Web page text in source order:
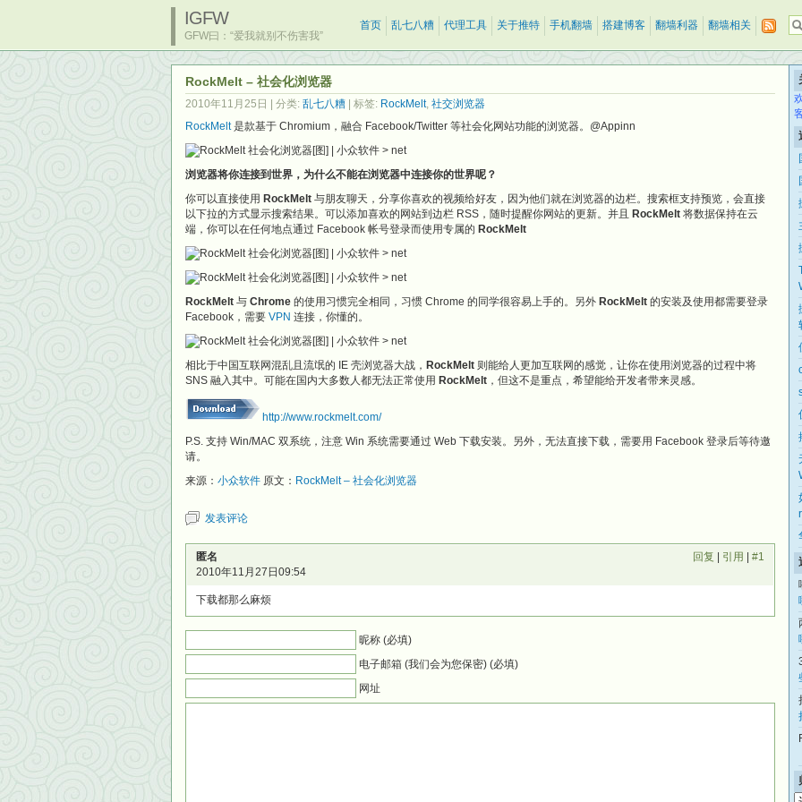
IGFW
GFW曰：“爱我就别不伤害我”
首页 乱七八糟 代理工具 关于推特 手机翻墙 搭建博客 翻墙利器 翻墙相关
RockMelt – 社会化浏览器
2010年11月25日 | 分类: 乱七八糟 | 标签: RockMelt, 社交浏览器
RockMelt是款基于 Chromium，融合 Facebook/Twitter 等社会化网站功能的浏览器。@Appinn
浏览器将你连接到世界，为什么不能在浏览器中连接你的世界呢？
你可以直接使用 RockMelt 与朋友聊天，分享你喜欢的视频给好友，因为他们就在浏览器的边栏。搜索框支持预览，会直接
以下拉的方式显示搜索结果。可以添加喜欢的网站到边栏 RSS，随时提醒你网站的更新。并且
RockMelt 将数据保持在云
端，你可以在任何地点通过 Facebook 帐号登录而使用专属的 RockMelt
RockMelt 与 Chrome 的使用习惯完全相同，习惯 Chrome 的同学很容易上手的。另外 RockMelt 的安装及使用都需要登录
Facebook，需要 VPN 连接，你懂的。
相比于中国互联网混乱且流氓的 IE 壳浏览器大战， RockMelt 则能给人更加互联网的感觉，让你在使用浏览器的过程中将
SNS 融入其中。可能在国内大多数人都无法正常使用 RockMelt ，但这不是重点，希望能给开发者带来灵感。
http://www.rockmelt.com/
P.S. 支持 Win/MAC 双系统，注意 Win 系统需要通过 Web 下载安装。另外，无法直接下载，需要用 Facebook 登录后等待邀
请。
来源： 小众软件 原文： RockMelt – 社会化浏览器
发表评论
匿名
2010年11月27日09:54
回复 引用 #1
下载都那么麻烦
昵称 (必填)
电子邮箱 (我们会为您保密) (必填)
网址